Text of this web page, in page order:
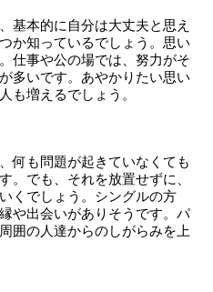
基本的に自分は大丈夫と思え
か知っているでしょう。思い
仕事や公の場では、努力がそ
多いです。あやかりたい思い
も増えるでしょう。
何も問題が起きていなくても
。でも、それを放置せずに、
くでしょう。シングルの方
や出会いがありそうです。パ
囲の人達からのしがらみを上